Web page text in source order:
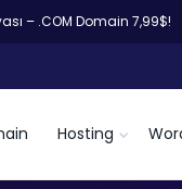
– .COM Domain 7,99$!
Hosting